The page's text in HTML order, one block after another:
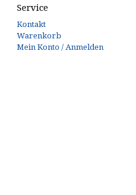
Service
Kontakt
Warenkorb
Mein Konto / Anmelden